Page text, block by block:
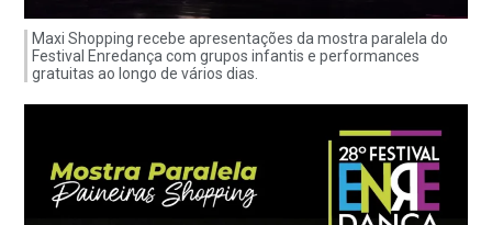
Maxi Shopping recebe apresentações da mostra paralela do
Festival Enredança com grupos infantis e performances
gratuitas ao longo de vários dias.